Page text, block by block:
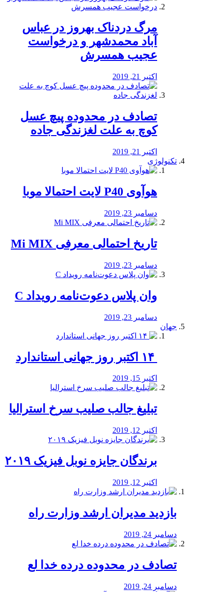
مرگ دردناک بهروز در عباس
آباد محمدشهر و درخواست
عجیب همسرش
اکتبر 21, 2019
تصادف در محدوده پیچ عسل
کوچ به علت لغزندگی جاده
اکتبر 21, 2019
تکنولوژی
هوآوی P40 لایت احتمالا موبا
دسامبر 23, 2019
تاریخ احتمالی معرفی Mi MIX
دسامبر 23, 2019
وان پلاس دعوت‌نامه رویداد C
دسامبر 23, 2019
جهان
اکتبر 15, 2019
تبلیغ جالب صلیب سرخ استرالیا
اکتبر 12, 2019
برندگان جایزه نوبل فیزیک ۲۰۱۹
اکتبر 12, 2019
بازدید مدیران ارشد وزارت راه
دسامبر 24, 2019
تصادف در محدوده درده خدا لع
دسامبر 24, 2019